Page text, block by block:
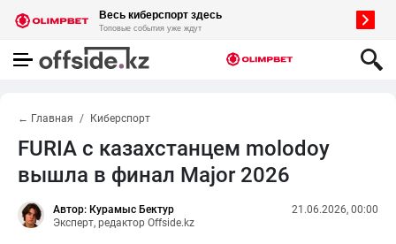
← Главная Киберспорт
FURIA с казахстанцем molodoy
вышла в финал Major 2026
Автор: Курамыс Бектур
Эксперт, редактор Offside.kz
21.06.2026, 00:00